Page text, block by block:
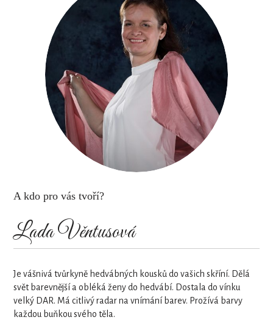
A kdo pro vás tvoří?
Lada Věntusová
Je vášnivá tvůrkyně hedvábných kousků do vašich skříní. Dělá
svět barevnější a obléká ženy do hedvábí. Dostala do vínku
velký DAR. Má citlivý radar na vnímání barev. Prožívá barvy
každou buňkou svého těla.